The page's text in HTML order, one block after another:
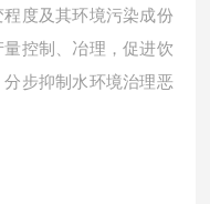
度及其环境污染成份
控制、冶理，促进饮
步抑制水环境治理恶